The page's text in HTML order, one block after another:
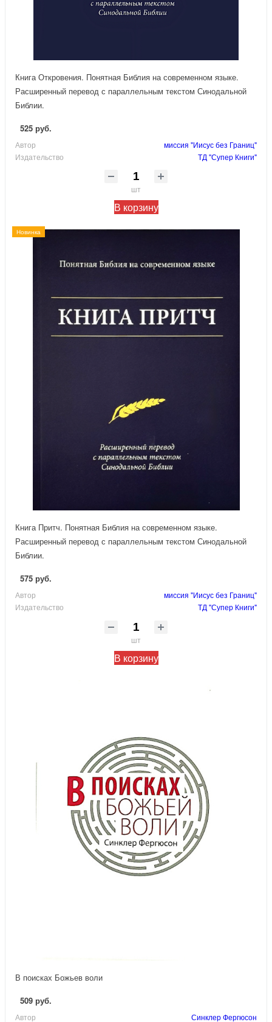
Книга Откровения. Понятная Библия на современном языке.
Расширенный перевод с параллельным текстом Синодальной
Библии.
525 руб.
Автор
миссия "Иисус без Границ"
Издательство
ТД "Супер Книги"
шт
В корзину
Новинка
Книга Притч. Понятная Библия на современном языке.
Расширенный перевод с параллельным текстом Синодальной
Библии.
575 руб.
Автор
миссия "Иисус без Границ"
Издательство
ТД "Супер Книги"
шт
В корзину
В поисках Божьев воли
509 руб.
Автор Синклер Фергюсон